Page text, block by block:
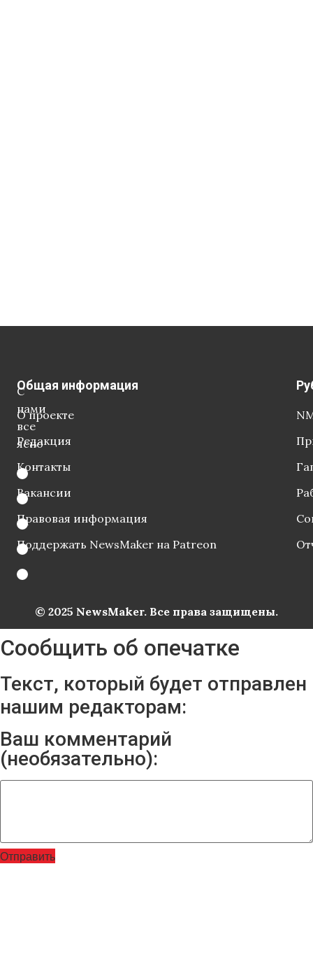
С
нами
все
ясно
Общая информация
О проекте
Редакция
Контакты
Вакансии
Правовая информация
Поддержать NewsMaker на Patreon
© 2025 NewsMaker. Все права защищены.
Сообщить об опечатке
Текст, который будет отправлен
нашим редакторам:
Ваш комментарий
(необязательно):
Отправить